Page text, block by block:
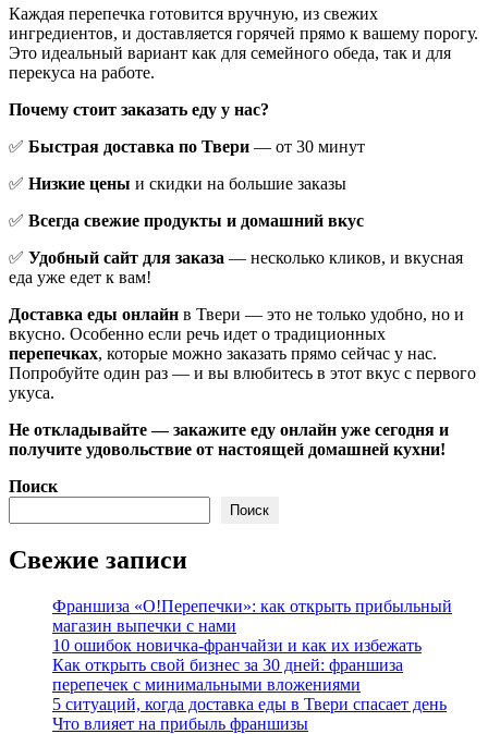
Каждая перепечка готовится вручную, из свежих
ингредиентов, и доставляется горячей прямо к вашему порогу.
Это идеальный вариант как для семейного обеда, так и для
перекуса на работе.
Почему стоит заказать еду у нас?
✅ Быстрая доставка по Твери — от 30 минут
✅ Низкие цены и скидки на большие заказы
✅ Всегда свежие продукты и домашний вкус
✅ Удобный сайт для заказа — несколько кликов, и вкусная
еда уже едет к вам!
Доставка еды онлайн в Твери — это не только удобно, но и
вкусно. Особенно если речь идет о традиционных
перепечках, которые можно заказать прямо сейчас у нас.
Попробуйте один раз — и вы влюбитесь в этот вкус с первого
укуса.
Не откладывайте — закажите еду онлайн уже сегодня и
получите удовольствие от настоящей домашней кухни!
Поиск
Поиск
Свежие записи
Франшиза «О!Перепечки»: как открыть прибыльный
магазин выпечки с нами
10 ошибок новичка-франчайзи и как их избежать
Как открыть свой бизнес за 30 дней: франшиза
перепечек с минимальными вложениями
5 ситуаций, когда доставка еды в Твери спасает день
Что влияет на прибыль франшизы